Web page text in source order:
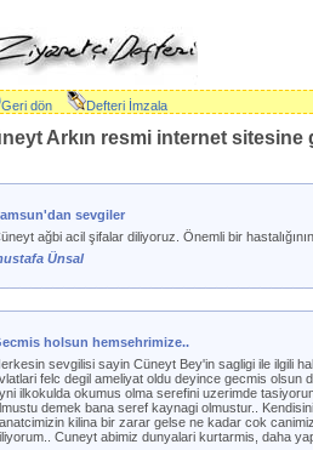
Geri dön Defteri İmzala
Arkın resmi internet
sevgiler
ağbi acil şifalar diliyoruz. Önemli bir
Ünsal
holsun hemsehrimize..
sevgilisi sayin Cüneyt Bey'in sagligi ile ilgili
felc degil ameliyat oldu deyince gecmis
ilkokulda okumus olma serefini uzerimde
demek bana seref kaynagi olmustur..
kilina bir zarar gelse ne kadar cok
Cuneyt abimiz dunyalari kurtarmis, daha